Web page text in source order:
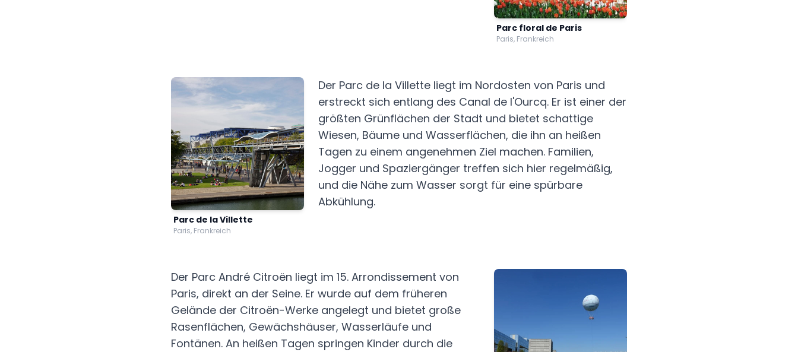
Parc floral de Paris
Paris, Frankreich
Parc de la Villette
Paris, Frankreich
Der Parc de la Villette liegt im Nordosten von Paris und
erstreckt sich entlang des Canal de l'Ourcq. Er ist einer der
größten Grünflächen der Stadt und bietet schattige
Wiesen, Bäume und Wasserflächen, die ihn an heißen
Tagen zu einem angenehmen Ziel machen. Familien,
Jogger und Spaziergänger treffen sich hier regelmäßig,
und die Nähe zum Wasser sorgt für eine spürbare
Abkühlung.
Der Parc André Citroën liegt im 15. Arrondissement von
Paris, direkt an der Seine. Er wurde auf dem früheren
Gelände der Citroën-Werke angelegt und bietet große
Rasenflächen, Gewächshäuser, Wasserläufe und
Fontänen. An heißen Tagen springen Kinder durch die